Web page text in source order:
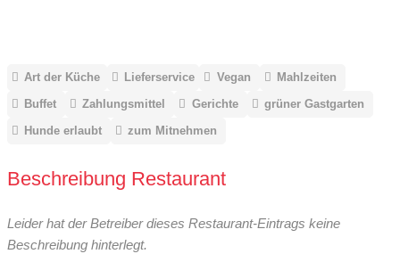
Art der Küche Lieferservice Vegan
Mahlzeiten
Buffet
Zahlungsmittel Gerichte
grüner Gastgarten
Hunde erlaubt
zum Mitnehmen
Beschreibung Restaurant
Leider hat der Betreiber dieses Restaurant-Eintrags keine
Beschreibung hinterlegt.